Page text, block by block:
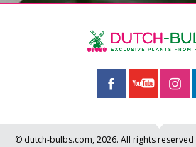
© dutch-bulbs.com, 2026. All rights reserved